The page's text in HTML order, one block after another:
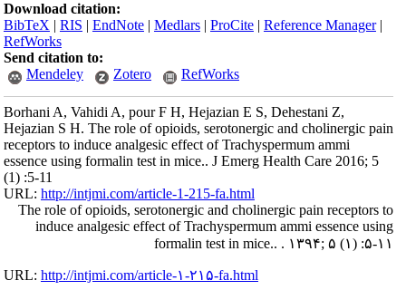
Download citation:
BibTeX |RIS |EndNote |Medlars |ProCite |Reference Manager
RefWorks
Send citation to:
Mendeley
Zotero RefWorks
Borhani A, Vahidi A, pour F H, Hejazian E S, Dehestani Z,
Hejazian S H. The role of opioids, serotonergic and cholinergic pain
receptors to induce analgesic effect of Trachyspermum ammi
essence using formalin test in mice.. J Emerg Health Care 2016; 5
(1) :5-11
URL:http://intjmi.com/article-1-215-fa.html
The role of opioids, serotonergic and cholinergic pain receptors to
induce analgesic effect of Trachyspermum ammi essence using
formalin test in mice.. . ۱۳۹۴; ۵ (۱) :۵-۱۱
URL:http://intjmi.com/article-۱-۲۱۵-fa.html